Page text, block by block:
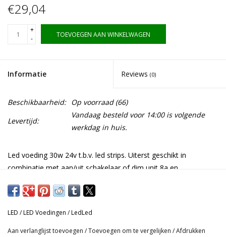
€29,04
+
-
TOEVOEGEN AAN WINKELWAGEN
Informatie Reviews (0)
Beschikbaarheid: Op voorraad(66)
Levertijd:
Vandaag besteld voor 14:00 is volgende
werkdag in huis.
Led voeding 30w 24v t.b.v. led strips. Uiterst geschikt in
combinatie met aan/uit schakelaar of dim unit 8a en
Download specificaties hier:
LED /LED Voedingen /LedLed
Aan verlanglijst toevoegen /Toevoegen om te vergelijken /Afdrukken